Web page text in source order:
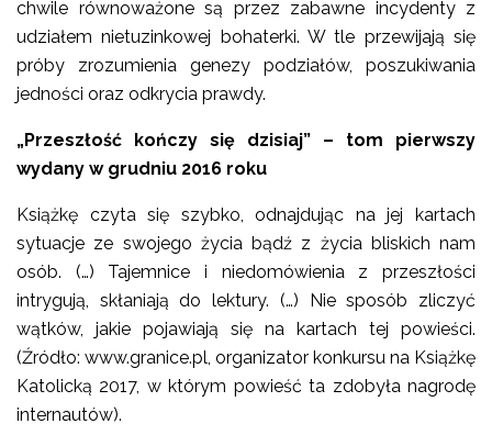
chwile równoważone są przez zabawne incydenty z
udziałem nietuzinkowej bohaterki. W tle przewijają się
próby zrozumienia genezy podziałów, poszukiwania
jedności oraz odkrycia prawdy.
„Przeszłość kończy się dzisiaj” – tom pierwszy
wydany w grudniu 2016 roku
Książkę czyta się szybko, odnajdując na jej kartach
sytuacje ze swojego życia bądź z życia bliskich nam
osób. (…) Tajemnice i niedomówienia z przeszłości
intrygują, skłaniają do lektury. (…) Nie sposób zliczyć
wątków, jakie pojawiają się na kartach tej powieści.
(Źródło: www.granice.pl, organizator konkursu na Książkę
Katolicką 2017, w którym powieść ta zdobyła nagrodę
internautów).